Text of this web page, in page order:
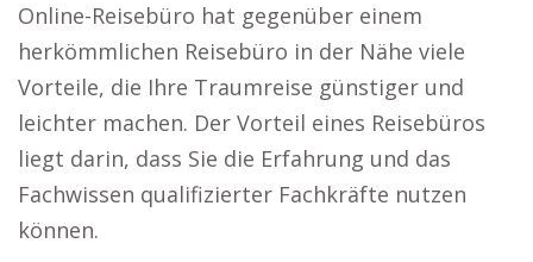
Online-Reisebüro hat gegenüber einem
herkömmlichen Reisebüro in der Nähe viele
Vorteile, die Ihre Traumreise günstiger und
leichter machen. Der Vorteil eines Reisebüros
liegt darin, dass Sie die Erfahrung und das
Fachwissen qualifizierter Fachkräfte nutzen
können.